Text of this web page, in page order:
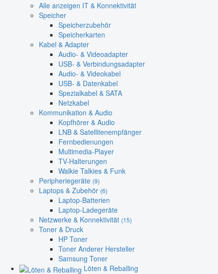
Alle anzeigen IT & Konnektivität
Speicher
Speicherzubehör
Speicherkarten
Kabel & Adapter
Audio- & Videoadapter
USB- & Verbindungsadapter
Audio- & Videokabel
USB- & Datenkabel
Spezialkabel & SATA
Netzkabel
Kommunikation & Audio
Kopfhörer & Audio
LNB & Satellitenempfänger
Fernbedienungen
Multimedia-Player
TV-Halterungen
Walkie Talkies & Funk
Peripheriegeräte (9)
Laptops & Zubehör (6)
Laptop-Batterien
Laptop-Ladegeräte
Netzwerke & Konnektivität (15)
Toner & Druck
HP Toner
Toner Anderer Hersteller
Samsung Toner
Löten & Reballing